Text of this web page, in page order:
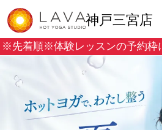
神戸三宮店
※先着順※体験レッスンの予約枠